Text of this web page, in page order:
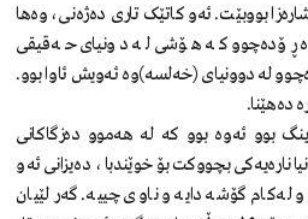
بووبێت. ئەو کاتێک تاری دەژەنی، وەها
ڕۆدەچوو کە هۆشی لە دونیای حەقیقی
لە دوونیای (خەلسە)وە ئەویش ئاوا بوو.
دەهێنا.
بوو ئەوە بوو کە لە هەموو دەزگاکانی
نارەیەکی بچووکت بۆ خوێندبا ، دەیزانی ئەو
لەکام گۆشە دایە و ناوی چییە. گەر لێیان